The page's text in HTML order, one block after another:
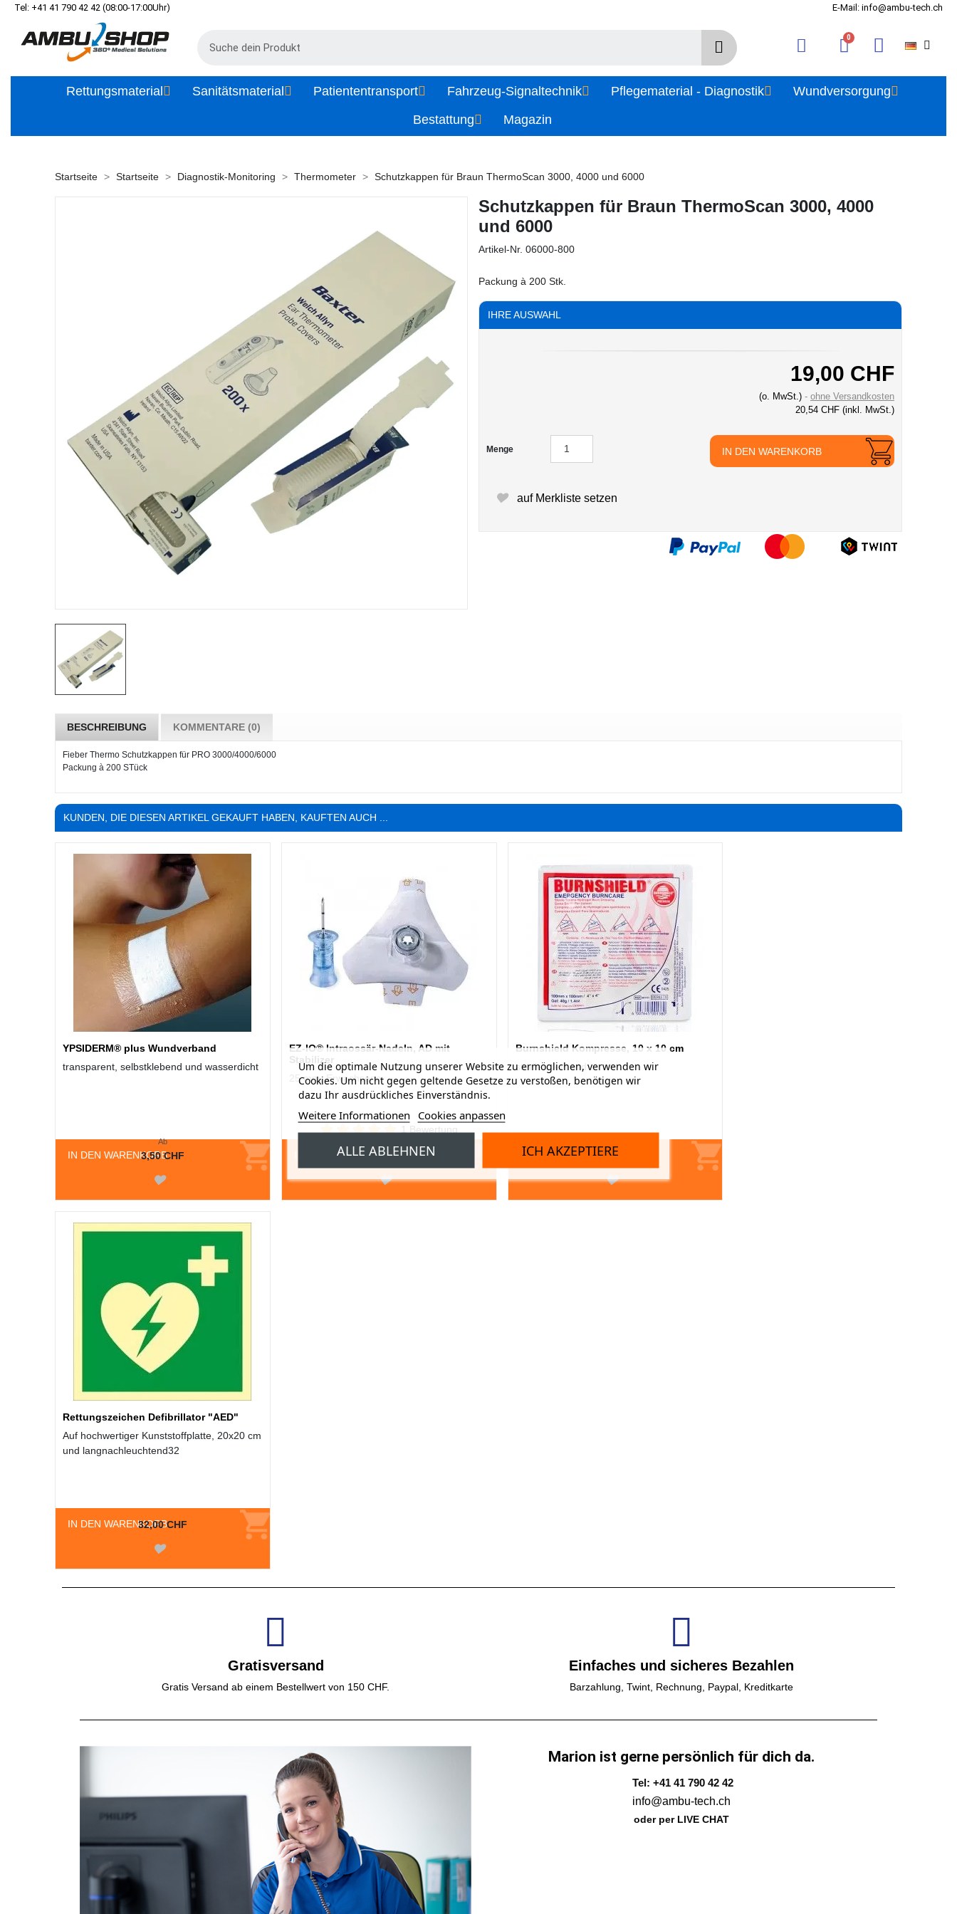
Tel: +41 41 790 42 42 (08:00-17:00Uhr) E-Mail: info@ambu-tech.ch
Rettungsmaterial Sanitätsmaterial Patiententransport Fahrzeug-Signaltechnik Pflegematerial - Diagnostik
Wundversorgung
Bestattung
Magazin
Startseite Startseite Diagnostik-Monitoring Thermometer Schutzkappen für Braun ThermoScan 3000, 4000 und 6000
Schutzkappen für Braun ThermoScan 3000, 4000
und 6000
Artikel-Nr. 06000-800
Packung à 200 Stk.
IHRE AUSWAHL
19,00 CHF
(o. MwSt.)
ohne Versandkosten
20,54 CHF (inkl. MwSt.)
Menge IN DEN WARENKORB
auf Merkliste setzen
BESCHREIBUNG KOMMENTARE (0)
Fieber Thermo Schutzkappen für PRO 3000/4000/6000
Packung à 200 STück
KUNDEN, DIE DIESEN ARTIKEL GEKAUFT HABEN, KAUFTEN AUCH ...
YPSIDERM® plus Wundverband
transparent, selbstklebend und wasserdicht
IN DEN WARENKORB
Ab
3,50 CHF
EZ-IO® Intraossär-Nadeln, AD mit
Stabilizer
25 mm, Erwachsene
IN DEN WARENKORB
175,00 CHF
1 Bewertung
Burnshield Kompresse, 10 x 10 cm
steriler Verband
IN DEN WARENKORB
3,10 CHF
Rettungszeichen Defibrillator "AED"
Auf hochwertiger Kunststoffplatte, 20x20 cm
und langnachleuchtend32
IN DEN WARENKORB
32,00 CHF
Gratisversand
Gratis Versand ab einem Bestellwert von 150 CHF.
Einfaches und sicheres Bezahlen
Barzahlung, Twint, Rechnung, Paypal, Kreditkarte
Marion ist gerne persönlich für dich da.
Tel: +41 41 790 42 42
info@ambu-tech.ch
oder per LIVE CHAT
Um die optimale Nutzung unserer Website zu ermöglichen, verwenden wir
Cookies. Um nicht gegen geltende Gesetze zu verstoßen, benötigen wir
dazu Ihr ausdrückliches Einverständnis.
Weitere Informationen Cookies anpassen
ALLE ABLEHNEN ICH AKZEPTIERE